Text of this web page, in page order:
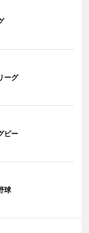
ーグ
ビー
球